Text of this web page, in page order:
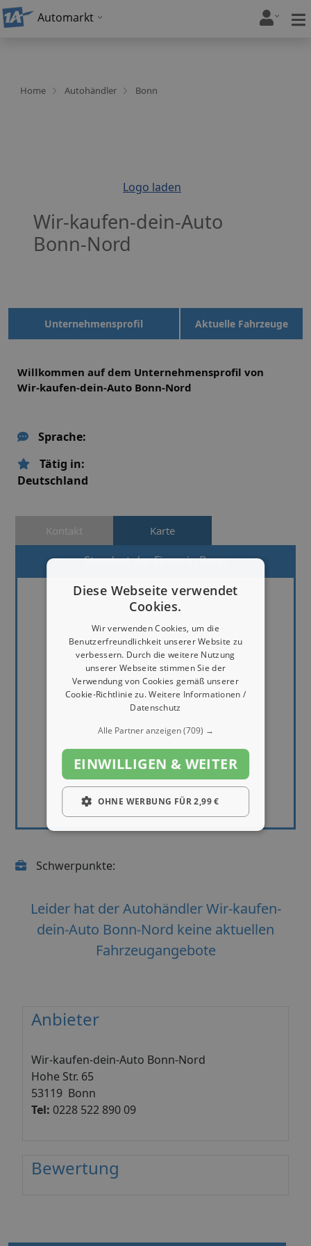
Automarkt
Home Autohändler Bonn
Logo laden
Wir-kaufen-dein-Auto
Bonn-Nord
Unternehmensprofil Aktuelle Fahrzeuge
Willkommen auf dem Unternehmensprofil von
Wir-kaufen-dein-Auto Bonn-Nord
Sprache:
Tätig in:
Deutschland
Kontakt Karte
Standort der Firma in Bonn
Schwerpunkte:
Leider hat der Autohändler Wir-kaufen-
dein-Auto Bonn-Nord keine aktuellen
Fahrzeugangebote
Anbieter
Wir-kaufen-dein-Auto Bonn-Nord
Hohe Str. 65
53119 Bonn
Tel: 0228 522 890 09
Bewertung
Diese Webseite verwendet
Cookies.
Wir verwenden Cookies, um die
Benutzerfreundlichkeit unserer Website zu
verbessern. Durch die weitere Nutzung
unserer Webseite stimmen Sie der
Verwendung von Cookies gemäß unserer
Cookie-Richtlinie zu.Weitere Informationen /
Datenschutz
Alle Partner anzeigen(709) →
EINWILLIGEN & WEITER
OHNE WERBUNG FÜR 2,99 €